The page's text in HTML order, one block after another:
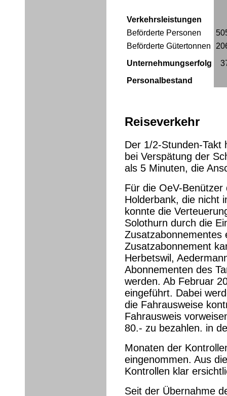
Verkehrsleistungen
Beförderte Personen
Beförderte Gütertonnen
Unternehmungserfolg
Personalbestand
Reiseverkehr
Der 1/2-Stunden-Takt
bei Verspätung der
als 5 Minuten, die
Für die OeV-
Holderbank, die nicht
konnte die
Solothurn durch die
Zusatzabonnementes
Zusatzabonnement
Herbetswil,
Abonnementen des
werden. Ab Februar
eingeführt. Dabei
die Fahrausweise
Fahrausweis
80.- zu bezahlen. in
Monaten der
eingenommen. Aus
Kontrollen klar
Seit der Übernahme